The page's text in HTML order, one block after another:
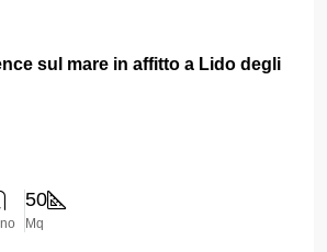
sul mare in affitto a Lido degli
50
Mq